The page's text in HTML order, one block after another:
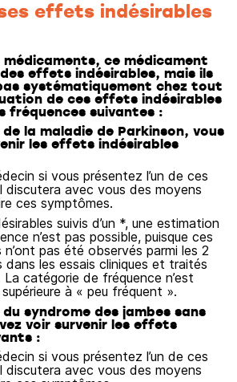
effets indésirables
ce médicament
effets indésirables, mais ils
systématiquement chez tout
de ces effets indésirables
fréquences suivantes :
la maladie de Parkinson, vous
les effets indésirables
si vous présentez l’un de ces
avec vous des moyens
ces symptômes.
suivis d’un *, une estimation
n’est pas possible, puisque ces
pas été observés parmi les 2
dans les essais cliniques et traités
La catégorie de fréquence n’est
à « peu fréquent ».
syndrome des jambes sans
voir survenir les effets
:
si vous présentez l’un de ces
avec vous des moyens